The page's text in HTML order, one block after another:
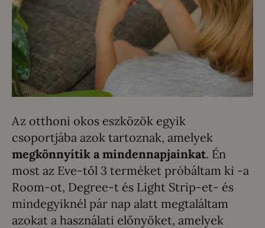
Az otthoni okos eszközök egyik
csoportjába azok tartoznak, amelyek
megkönnyítik a mindennapjainkat. Én
most az Eve-től 3 terméket próbáltam ki -a
Room-ot, Degree-t és Light Strip-et- és
mindegyiknél pár nap alatt megtaláltam
azokat a használati előnyöket, amelyek